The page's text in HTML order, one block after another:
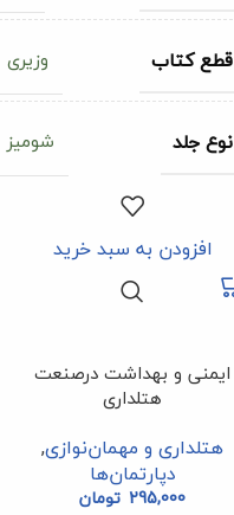
قطع کتاب وزیری
نوع جلد شومیز
افزودن به سبد خرید
ایمنی و بهداشت درصنعت
هتلداری
هتلداری و مهمان‌نوازی,
دپارتمان‌ها
295,000 تومان